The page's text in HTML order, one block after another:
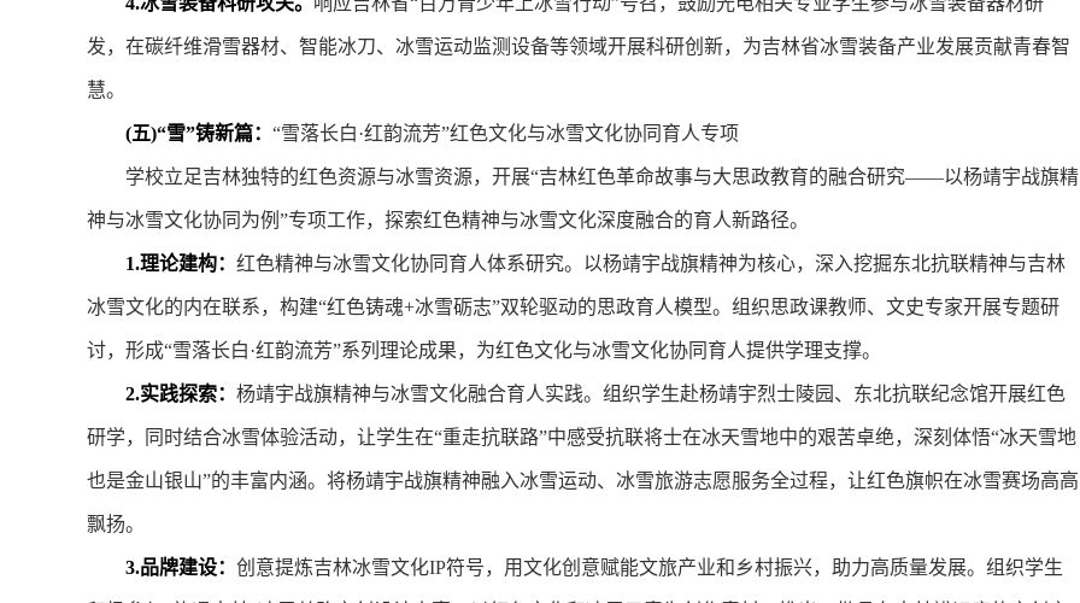
发，在碳纤维滑雪器材、智能冰刀、冰雪运动监测设备等领域开展科研创新，为吉林省冰雪装备产业发展贡献青春智
慧。
(五)“雪”铸新篇： “雪落长白·红韵流芳”红色文化与冰雪文化协同育人专项
学校立足吉林独特的红色资源与冰雪资源，开展“吉林红色革命故事与大思政教育的融合研究——以杨靖宇战旗精
神与冰雪文化协同为例”专项工作，探索红色精神与冰雪文化深度融合的育人新路径。
1.理论建构： 红色精神与冰雪文化协同育人体系研究。以杨靖宇战旗精神为核心，深入挖掘东北抗联精神与吉林
冰雪文化的内在联系，构建“红色铸魂+冰雪砺志”双轮驱动的思政育人模型。组织思政课教师、文史专家开展专题研
讨，形成“雪落长白·红韵流芳”系列理论成果，为红色文化与冰雪文化协同育人提供学理支撑。
2.实践探索： 杨靖宇战旗精神与冰雪文化融合育人实践。组织学生赴杨靖宇烈士陵园、东北抗联纪念馆开展红色
研学，同时结合冰雪体验活动，让学生在“重走抗联路”中感受抗联将士在冰天雪地中的艰苦卓绝，深刻体悟“冰天雪地
也是金山银山”的丰富内涵。将杨靖宇战旗精神融入冰雪运动、冰雪旅游志愿服务全过程，让红色旗帜在冰雪赛场高高
飘扬。
3.品牌建设： 创意提炼吉林冰雪文化IP符号，用文化创意赋能文旅产业和乡村振兴，助力高质量发展。组织学生